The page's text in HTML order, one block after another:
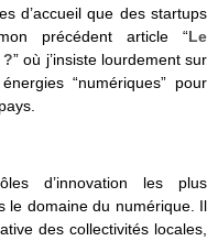
d’accueil que des startups
précédent article “Le
?” où j’insiste lourdement sur
“numériques” pour
d’innovation les plus
le domaine du numérique. Il
des collectivités locales,